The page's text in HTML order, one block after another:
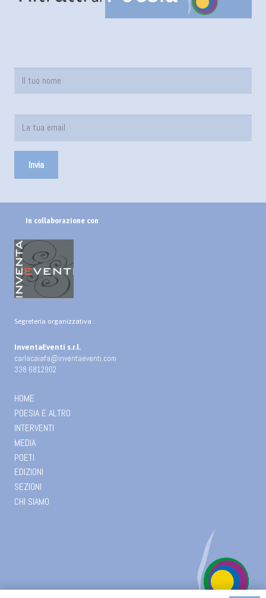
In collaborazione con
Segreteria organizzativa :
InventaEventi s.r.l.
carlacaiafa@inventaeventi.com
338 6812902
HOME
POESIA E ALTRO
INTERVENTI
MEDIA
POETI
EDIZIONI
SEZIONI
CHI SIAMO